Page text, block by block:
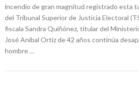
incendio de gran magnitud registrado esta
del Tribunal Superior de Justicia Electoral
fiscala Sandra Quiñónez, titular del
José Aníbal Ortiz de 42 años continúa
hombre …